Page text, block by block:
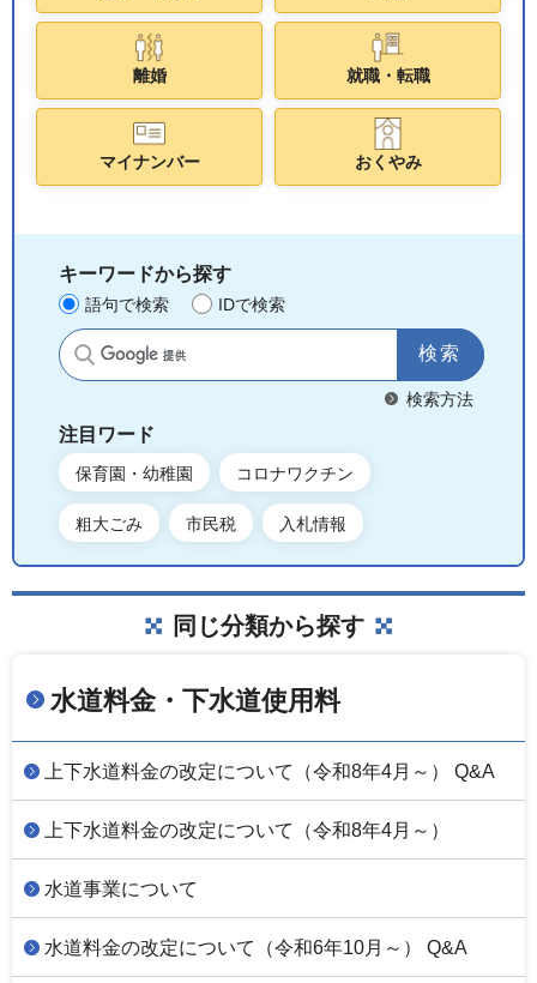
離婚 就職・転職
マイナンバー おくやみ
キーワードから探す
語句で検索 IDで検索
サイト内検索
検索方法
注目ワード
保育園・幼稚園 コロナワクチン
粗大ごみ 市民税 入札情報
同じ分類から探す
水道料金・下水道使用料
上下水道料金の改定について（令和8年4月～） Q&A
上下水道料金の改定について（令和8年4月～）
水道事業について
水道料金の改定について（令和6年10月～） Q&A